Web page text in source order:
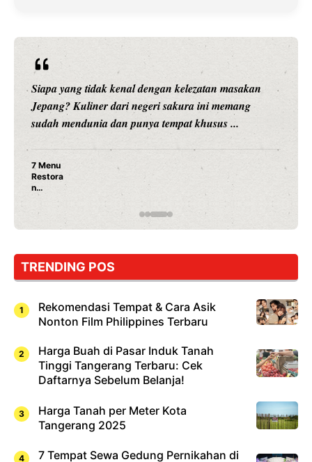
Siapa yang tidak kenal dengan kelezatan masakan
Jepang? Kuliner dari negeri sakura ini memang
sudah mendunia dan punya tempat khusus ...
7 Menu
Restora
n
Jepang
yang
Dicoba,
Cuma
Sushi!
TRENDING POS
Rekomendasi Tempat & Cara Asik
Nonton Film Philippines Terbaru
Harga Buah di Pasar Induk Tanah
Tinggi Tangerang Terbaru: Cek
Daftarnya Sebelum Belanja!
Harga Tanah per Meter Kota
Tangerang 2025
7 Tempat Sewa Gedung Pernikahan di